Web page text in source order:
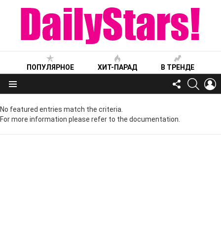
ПОПУЛЯРНОЕ ХИТ-ПАРАД В ТРЕНДЕ
Меню
FOLLOW
US
No featured entries match the criteria.
For more information please refer to the documentation.